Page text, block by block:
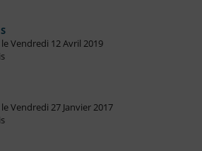
Vendredi 12 Avril 2019
Vendredi 27 Janvier 2017